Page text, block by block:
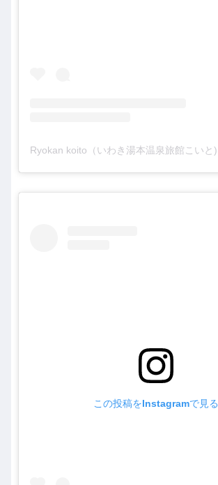
この投稿をInstagramで見る